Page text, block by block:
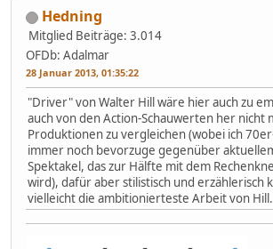
Hedning
Mitglied Beiträge: 3.014
OFDb: Adalmar
28 Januar 2013, 01:35:22
"Driver" von Walter Hill wäre hier auch zu
auch von den Action-Schauwerten her nicht
Produktionen zu vergleichen (wobei ich
immer noch bevorzuge gegenüber
Spektakel, das zur Hälfte mit dem
wird), dafür aber stilistisch und erzählerisch
vielleicht die ambitionierteste Arbeit von Hill.